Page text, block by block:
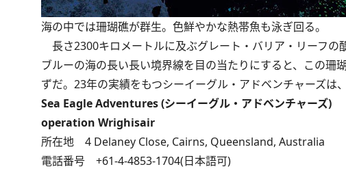
海の中では珊瑚礁が群生。色鮮やかな熱帯魚も泳ぎ回る。
長さ2300キロメートルに及ぶグレート・バリア・リーフ
ブルーの海の長い長い境界線を目の当たりにすると、この
ずだ。23年の実績をもつシーイーグル・アドベンチャーズは
Sea Eagle Adventures (シーイーグル・アドベンチャーズ)
operation Wrighisair
所在地 4 Delaney Close, Cairns, Queensland, Australia
電話番号 +61-4-4853-1704(日本語可)